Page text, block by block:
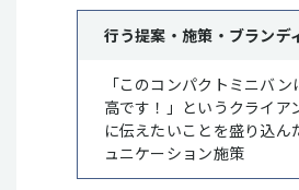
行う提案・施策・ブランデ
「このコンパクトミニバ
高です！」というクライア
に伝えたいことを盛り込ん
ュニケーション施策